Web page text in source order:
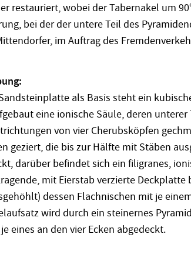
restauriert, wobei der Tabernakel um
bei der der untere Teil des
im Auftrag des
als Basis steht ein
eine ionische Säule, deren
von vier Cherubsköpfen
geziert, die bis zur Hälfte mit Stäben
darüber befindet sich ein filigranes,
mit Eierstab verzierte
dessen Flachnischen mit je
wird durch ein steinernes
eines an den vier Ecken abgedeckt.